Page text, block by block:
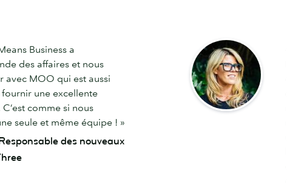
Business a
des affaires et nous
avec MOO qui est aussi
une excellente
comme si nous
seule et même équipe ! »
des nouveaux